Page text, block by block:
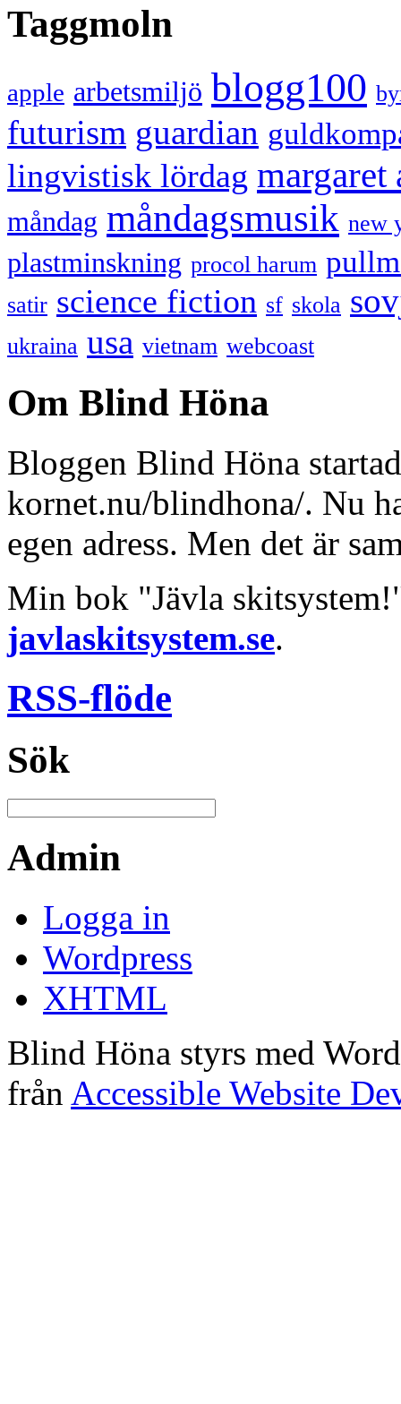
Taggmoln
apple arbetsmiljö blogg100
futurism guardian
lingvistisk lördag margaret
måndag måndagsmusik new
plastminskning procol harum
satir science fiction sf skola
ukraina usa vietnam webcoast
Om Blind Höna
Bloggen Blind Höna
kornet.nu/blindhona/. Nu
egen adress. Men det är
Min bok "Jävla
javlaskitsystem.se.
RSS-flöde
Sök
Admin
Logga in
Wordpress
XHTML
Blind Höna styrs med
från Accessible Website